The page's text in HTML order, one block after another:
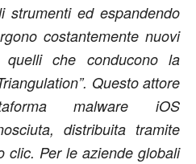
strumenti ed espandendo
costantemente nuovi
quelli che conducono la
Questo attore
malware iOS
distribuita tramite
clic. Per le aziende globali